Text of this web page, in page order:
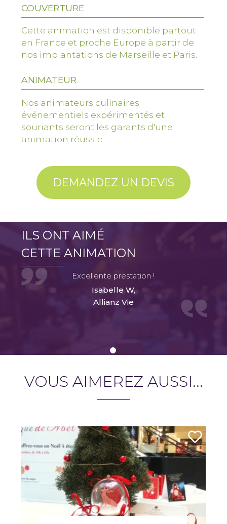
COUVERTURE
Cette animation est disponible partout
en France et proche Europe à partir de
nos implantations de Marseille et Paris.
ANIMATEUR
Nos animateurs culinaires
événementiels expérimentés et
souriants seront les garants d'une
animation réussie.
DEMANDEZ UN DEVIS
ILS ONT AIMÉ
CETTE ANIMATION
Excellente prestation !
Isabelle W,
Allianz Vie
VOUS AIMEREZ AUSSI...